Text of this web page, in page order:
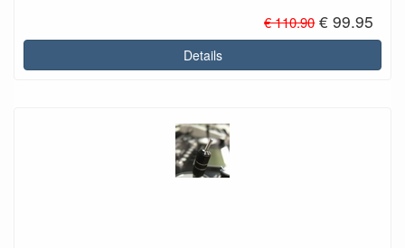
€ 110.90€ 99.95
Details